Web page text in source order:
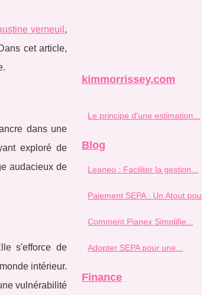
verneuil ,
cet article,
dans une
exploré de
audacieux de
s'efforce de
intérieur.
vulnérabilité
kimmorrissey.com
Le principe d'une estimation...
Blog
Leaneo : Faciliter la gestion...
Paiement SEPA : Un Atout
Comment Pianex Simplifie...
Adopter SEPA pour une...
Finance